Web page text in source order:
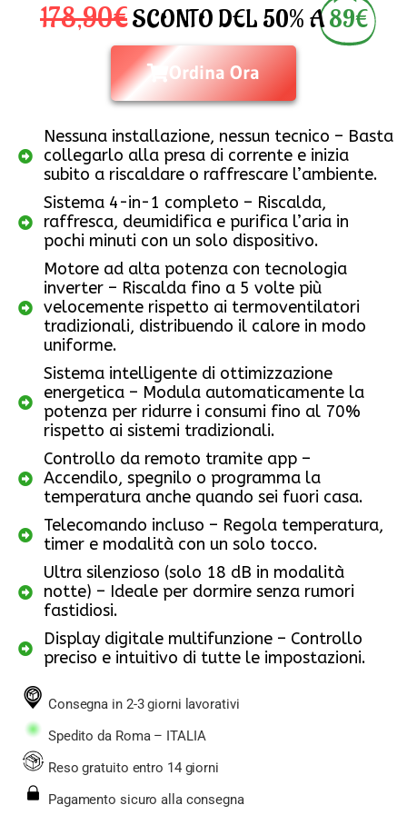
178,90€SCONTO DEL 50% A89€
Ordina Ora
Nessuna installazione, nessun tecnico – Basta
collegarlo alla presa di corrente e inizia
subito a riscaldare o raffrescare l’ambiente.
Sistema 4-in-1 completo – Riscalda,
raffresca, deumidifica e purifica l’aria in
pochi minuti con un solo dispositivo.
Motore ad alta potenza con tecnologia
inverter – Riscalda fino a 5 volte più
velocemente rispetto ai termoventilatori
tradizionali, distribuendo il calore in modo
uniforme.
Sistema intelligente di ottimizzazione
energetica – Modula automaticamente la
potenza per ridurre i consumi fino al 70%
rispetto ai sistemi tradizionali.
Controllo da remoto tramite app –
Accendilo, spegnilo o programma la
temperatura anche quando sei fuori casa.
Telecomando incluso – Regola temperatura,
timer e modalità con un solo tocco.
Ultra silenzioso (solo 18 dB in modalità
notte) – Ideale per dormire senza rumori
fastidiosi.
Display digitale multifunzione – Controllo
preciso e intuitivo di tutte le impostazioni.
Consegna in 2-3 giorni lavorativi
Spedito da Roma – ITALIA
Reso gratuito entro 14 giorni
Pagamento sicuro alla consegna